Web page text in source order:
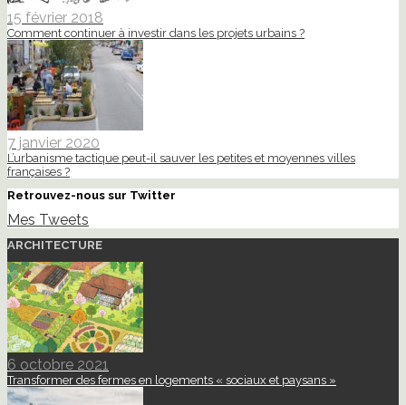
15 février 2018
Comment continuer à investir dans les projets urbains ?
7 janvier 2020
L’urbanisme tactique peut-il sauver les petites et moyennes villes
françaises ?
Retrouvez-nous sur Twitter
Mes Tweets
ARCHITECTURE
6 octobre 2021
Transformer des fermes en logements « sociaux et paysans »